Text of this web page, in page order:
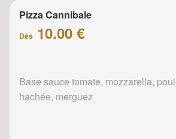
Pizza Cannibale
Dès 10.00 €
Base sauce tomate, mozzarella,
hachée, merguez